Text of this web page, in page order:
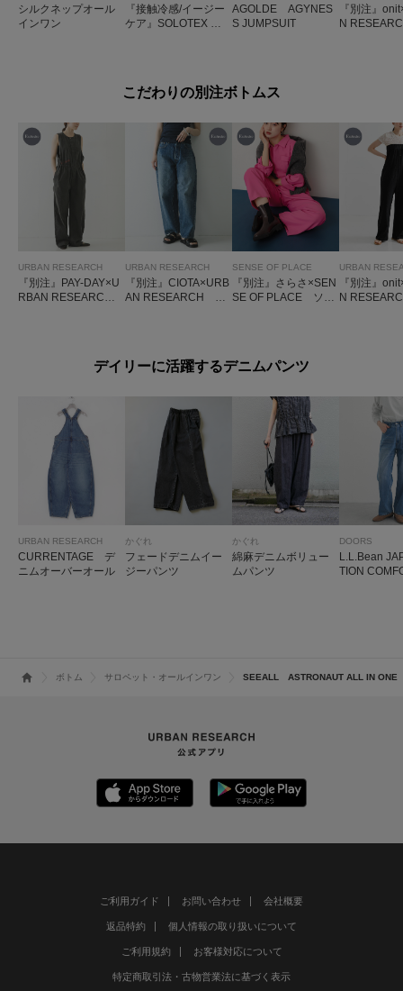
シルクネップオール
インワン
『接触冷感/イージー
ケア』SOLOTEX ワ
AGOLDE AGYNES
S JUMPSUIT
『別注』
N
こだわりの別注ボトムス
URBAN RESEARCH
『別注』PAY-DAY×U
RBAN RESEARCH
URBAN RESEARCH
『別注』CIOTA×URB
AN RESEARCH BA
SENSE OF PLACE
『別注』さらさ×SEN
SE OF PLACE ソフ
URBAN
『別注』
N
デイリーに活躍するデニムパンツ
URBAN RESEARCH
CURRENTAGE デ
ニムオーバーオール
かぐれ
フェードデニムイー
ジーパンツ
かぐれ
綿麻デニムボリュー
ムパンツ
DOORS
L.L.Bean
TION
ボトム サロペット・オールインワン SEEALL ASTRONAUT ALL IN ONE
ご利用ガイド お問い合わせ 会社概要
返品特約 個人情報の取り扱いについて
ご利用規約 お客様対応について
特定商取引法・古物営業法に基づく表示